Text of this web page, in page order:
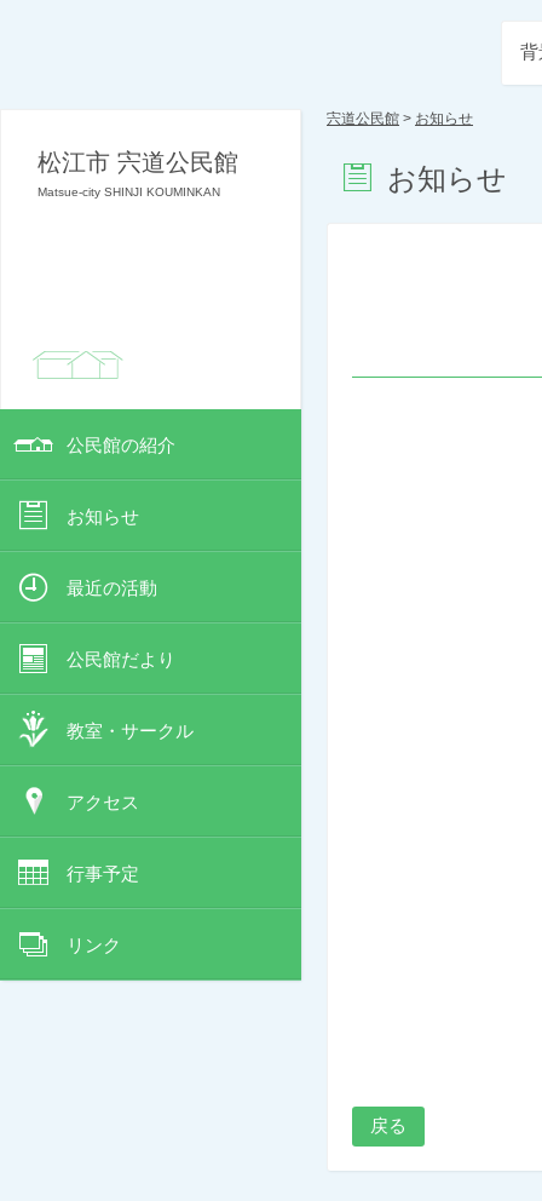
松江市 宍道公民館
Matsue-city SHINJI KOUMINKAN
公民館の紹介
お知らせ
最近の活動
公民館だより
教室・サークル
アクセス
行事予定
リンク
背
宍道公民館 > お知らせ
お知らせ
戻る